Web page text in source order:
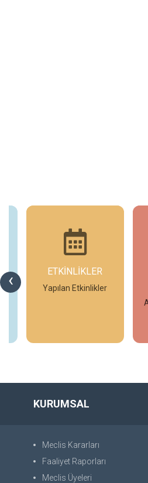
‹ ETKİNLİKLER
Yapılan Etkinlikler
KURUMSAL
Meclis Kararları
Faaliyet Raporları
Meclis Üyeleri